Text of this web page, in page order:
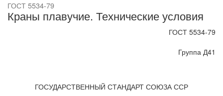
ГОСТ 5534-79
Краны плавучие. Технические условия
ГОСТ 5534-79
Группа Д41
ГОСУДАРСТВЕННЫЙ СТАНДАРТ СОЮЗА ССР